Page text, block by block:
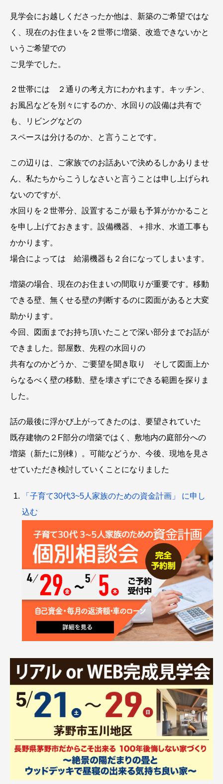
見学会にお越しくださったか他は、新築のご希望ではな
く、現在のお住まいを２世帯に増築、改造できないかと
いうご希望での
ご見学でした。
２世帯には ２通りの考え方にわかれます。キッチン、
お風呂などを別々にするのか、水回りの設備は共有で
も、リビングなどの
スペースは分けるのか、と言うことです。
この辺りは、ご家族でのお話あいで決めるしかありませ
ん、私たちからこうしなさいと言うことは申し上げられ
ないのですが、
水回りを２世帯分、設置するこが最も予算がかかること
を申し上げておきます。設備機器、＋排水、水道工事も
かかります。
場合によっては 給湯機器も２台になってしまいます。
増築の場合、現在のお住まいの間取りが重要です。移動
できる壁、無くせる壁の判断するのに図面があると大変
助かります。
今回、図面までお持ち頂いたことで深い部分までお話が
できました。部屋数、先程の水回りの
共有なのかどうか、ご要望を聞き取り そして図面上か
らなるべく壁の移動、壁を壊さずにできる範囲を探りま
した。
話の最後に浮かび上がってきたのは、要望されていた
既存建物の２F部分の増築ではく、敷地内の庭部分への
増築（新たに別棟）。可能などうか、今後、現地を見さ
せていただき検討していくことになりました
「子育て30代3~5人家族のための資金計画」 に申し
込む